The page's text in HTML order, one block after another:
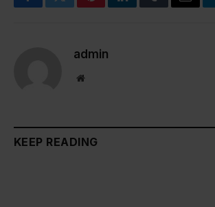
FacebookTwitterPinterestLinkedInTumblrEmail
admin
Website
KEEP READING